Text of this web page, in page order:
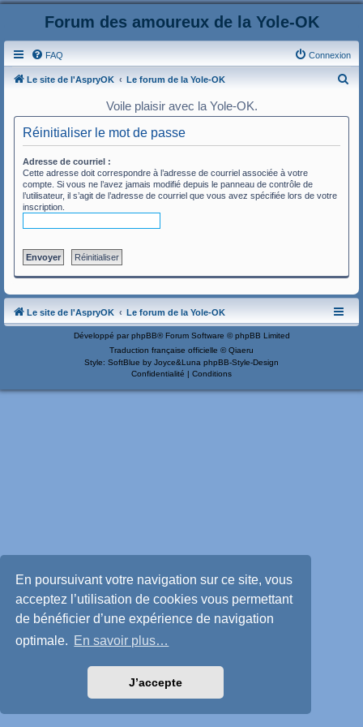
En poursuivant votre navigation sur ce site, vous
acceptez l’utilisation de cookies vous permettant
de bénéficier d’une expérience de navigation
optimale. En savoir plus…
J’accepte
Forum des amoureux de la Yole-OK
FAQ Connexion
Le site de l'AspryOK Le forum de la Yole-OK
Voile plaisir avec la Yole-OK.
Réinitialiser le mot de passe
Adresse de courriel :
Cette adresse doit correspondre à l’adresse de courriel associée à votre
compte. Si vous ne l’avez jamais modifié depuis le panneau de contrôle de
l’utilisateur, il s’agit de l’adresse de courriel que vous avez spécifiée lors de votre
inscription.
Le site de l'AspryOK Le forum de la Yole-OK
Développé par phpBB® Forum Software © phpBB Limited
Traduction française officielle ©Qiaeru
Style: SoftBlue by Joyce&Luna phpBB-Style-Design
Confidentialité | Conditions